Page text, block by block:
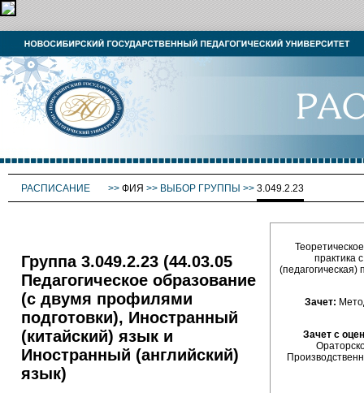
РАСПИСАНИЕ >> ФИЯ >> ВЫБОР ГРУППЫ >> 3.049.2.23
Группа 3.049.2.23 (44.03.05
Педагогическое образование
(с двумя профилями
подготовки), Иностранный
(китайский) язык и
Иностранный (английский)
язык)
практика
Зачет:
Зачет с